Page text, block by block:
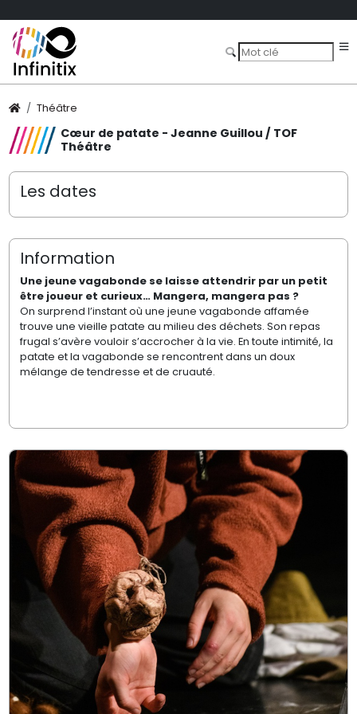
Théâtre
Cœur de patate - Jeanne Guillou / TOF
Théâtre
Les dates
Information
Une jeune vagabonde se laisse attendrir par un petit
être joueur et curieux… Mangera, mangera pas ?
On surprend l’instant où une jeune vagabonde affamée
trouve une vieille patate au milieu des déchets. Son repas
frugal s’avère vouloir s’accrocher à la vie. En toute intimité, la
patate et la vagabonde se rencontrent dans un doux
mélange de tendresse et de cruauté.